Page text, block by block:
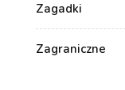
Zagadki
Zagraniczne